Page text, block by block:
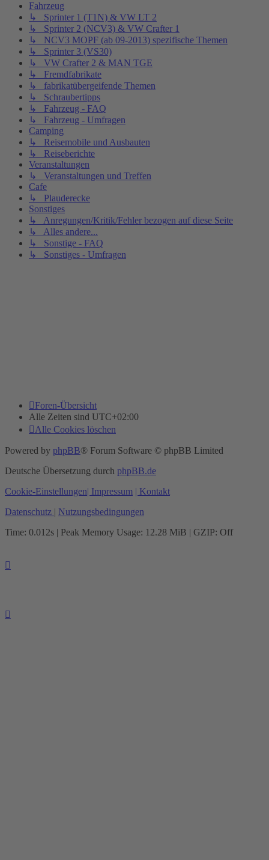
Fahrzeug
↳ Sprinter 1 (T1N) & VW LT 2
↳ Sprinter 2 (NCV3) & VW Crafter 1
↳ NCV3 MOPF (ab 09-2013) spezifische Themen
↳ Sprinter 3 (VS30)
↳ VW Crafter 2 & MAN TGE
↳ Fremdfabrikate
↳ fabrikatübergeifende Themen
↳ Schraubertipps
↳ Fahrzeug - FAQ
↳ Fahrzeug - Umfragen
Camping
↳ Reisemobile und Ausbauten
↳ Reiseberichte
Veranstaltungen
↳ Veranstaltungen und Treffen
Cafe
↳ Plauderecke
Sonstiges
↳ Anregungen/Kritik/Fehler bezogen auf diese Seite
↳ Alles andere...
↳ Sonstige - FAQ
↳ Sonstiges - Umfragen
Foren-Übersicht
Alle Zeiten sind UTC+02:00
Alle Cookies löschen
Powered by phpBB® Forum Software © phpBB Limited
Deutsche Übersetzung durch phpBB.de
Cookie-Einstellungen| Impressum | Kontakt
Datenschutz | Nutzungsbedingungen
Time: 0.012s | Peak Memory Usage: 12.28 MiB | GZIP: Off